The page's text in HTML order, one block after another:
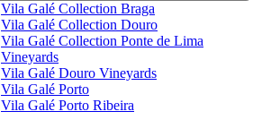
Vila Galé Collection Braga
Vila Galé Collection Douro
Vila Galé Collection Ponte de Lima
Vineyards
Vila Galé Douro Vineyards
Vila Galé Porto
Vila Galé Porto Ribeira